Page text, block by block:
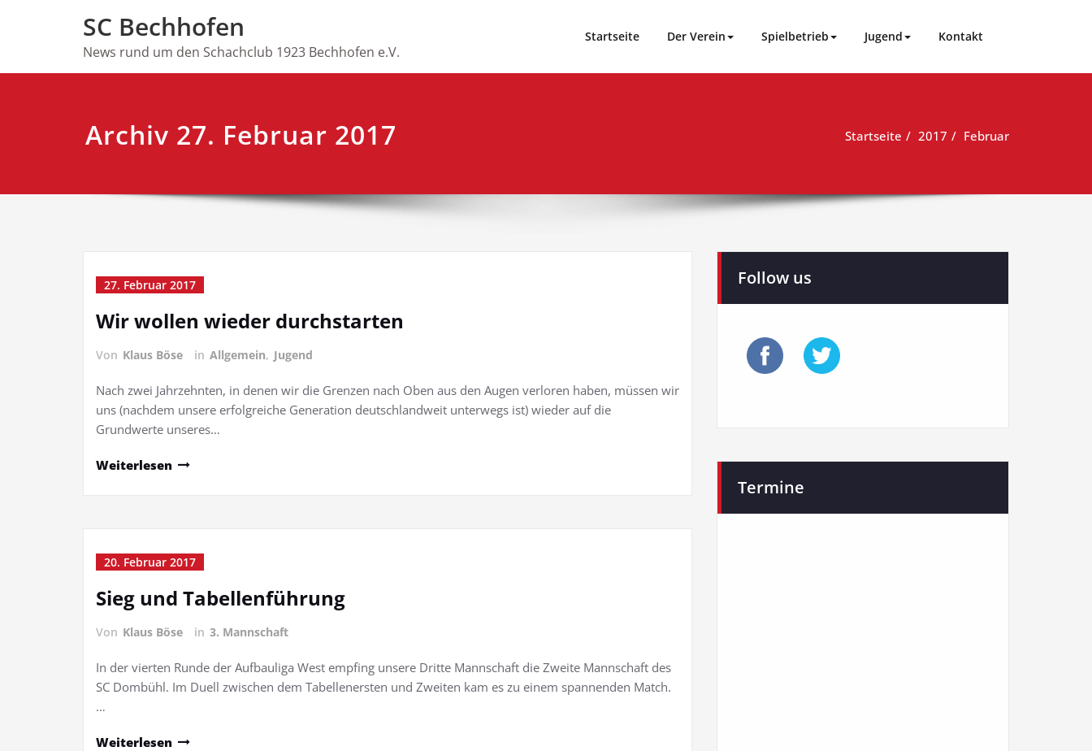
SC Bechhofen
News rund um den Schachclub 1923 Bechhofen e.V.
Startseite Der Verein Spielbetrieb Jugend Kontakt
Archiv 27. Februar 2017 Startseite 2017 Februar
27. Februar 2017
Wir wollen wieder durchstarten
Von Klaus Böse in Allgemein, Jugend
Nach zwei Jahrzehnten, in denen wir die Grenzen nach Oben aus den Augen verloren haben, müssen wir
uns (nachdem unsere erfolgreiche Generation deutschlandweit unterwegs ist) wieder auf die
Grundwerte unseres…
Weiterlesen
20. Februar 2017
Sieg und Tabellenführung
Von Klaus Böse in 3. Mannschaft
In der vierten Runde der Aufbauliga West empfing unsere Dritte Mannschaft die Zweite Mannschaft des
SC Dombühl. Im Duell zwischen dem Tabellenersten und Zweiten kam es zu einem spannenden Match.
…
Weiterlesen
Follow us
Termine